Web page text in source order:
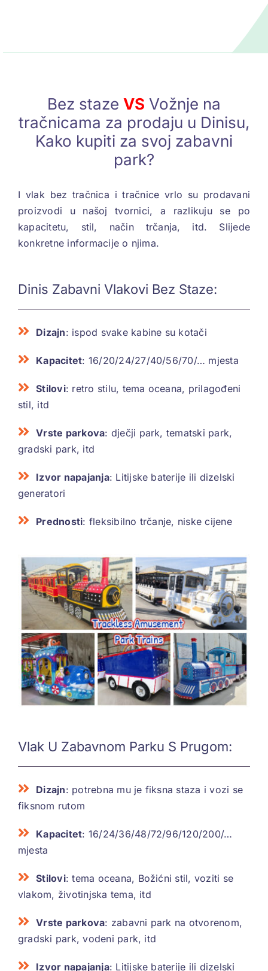
Bez staze VS Vožnje na
tračnicama za prodaju u Dinisu,
Kako kupiti za svoj zabavni
park?
I vlak bez tračnica i tračnice vrlo su prodavani
proizvodi u našoj tvornici, a razlikuju se po
kapacitetu, stil, način trčanja, itd. Slijede
konkretne informacije o njima.
Dinis Zabavni Vlakovi Bez Staze:
Dizajn: ispod svake kabine su kotači
Kapacitet: 16/20/24/27/40/56/70/… mjesta
Stilovi: retro stilu, tema oceana, prilagođeni
stil, itd
Vrste parkova: dječji park, tematski park,
gradski park, itd
Izvor napajanja: Litijske baterije ili dizelski
generatori
Prednosti: fleksibilno trčanje, niske cijene
Vlak U Zabavnom Parku S Prugom:
Dizajn: potrebna mu je fiksna staza i vozi se
fiksnom rutom
Kapacitet: 16/24/36/48/72/96/120/200/…
mjesta
Stilovi: tema oceana, Božićni stil, voziti se
vlakom, životinjska tema, itd
Vrste parkova: zabavni park na otvorenom,
gradski park, vodeni park, itd
Izvor napajanja: Litijske baterije ili dizelski